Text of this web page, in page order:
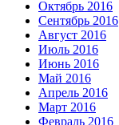
Октябрь 2016
Сентябрь 2016
Август 2016
Июль 2016
Июнь 2016
Май 2016
Апрель 2016
Март 2016
Февраль 2016